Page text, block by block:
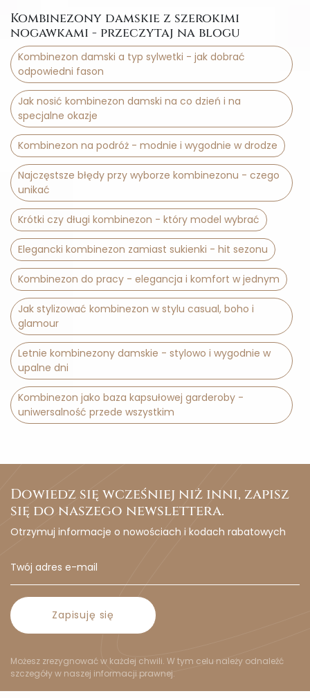
Kombinezony damskie z szerokimi
nogawkami - przeczytaj na blogu
Kombinezon damski a typ sylwetki - jak dobrać
odpowiedni fason
Jak nosić kombinezon damski na co dzień i na
specjalne okazje
Kombinezon na podróż - modnie i wygodnie w drodze
Najczęstsze błędy przy wyborze kombinezonu - czego
unikać
Krótki czy długi kombinezon - który model wybrać
Elegancki kombinezon zamiast sukienki - hit sezonu
Kombinezon do pracy - elegancja i komfort w jednym
Jak stylizować kombinezon w stylu casual, boho i
glamour
Letnie kombinezony damskie - stylowo i wygodnie w
upalne dni
Kombinezon jako baza kapsułowej garderoby -
uniwersalność przede wszystkim
Dowiedz się wcześniej niż inni, zapisz
się do naszego newslettera.
Otrzymuj informacje o nowościach i kodach rabatowych
Zapisuję się
Możesz zrezygnować w każdej chwili. W tym celu należy odnaleźć
szczegóły w naszej informacji prawnej.